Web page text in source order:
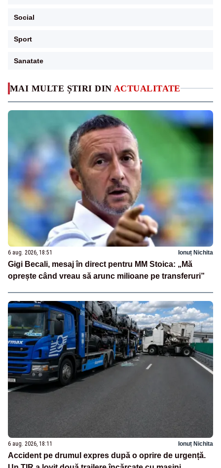
MAI MULTE ȘTIRI DIN ACTUALITATE
6 aug. 2026, 18:51 Ionuț Nichita
Gigi Becali, mesaj în direct pentru MM Stoica: „Mă
oprește când vreau să arunc milioane pe transferuri”
6 aug. 2026, 18:11 Ionuț Nichita
Accident pe drumul expres după o oprire de urgență.
Social
Sport
Sanatate